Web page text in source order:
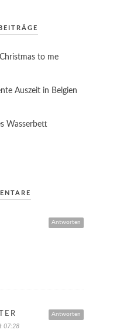
to me
Auszeit in Belgien
Wasserbett
Antworten
Antworten
07:28